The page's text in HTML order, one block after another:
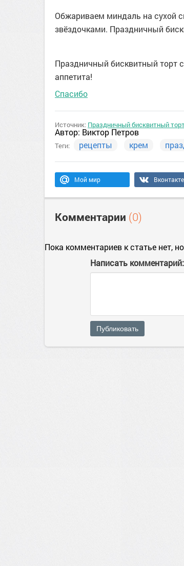
Обжариваем миндаль на сухой
звёздочками. Праздничный
Праздничный бисквитный торт
аппетита!
Спасибо
Источник: Праздничный бисквитный
Автор: Виктор Петров
Теги: рецепты крем
Мой мир Вконтакте
Комментарии (0)
Пока комментариев к статье нет,
Написать комментарий:
Публиковать